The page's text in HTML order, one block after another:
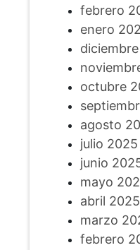
febrero
enero
octubre
agosto
julio 2025
junio
mayo
abril 2025
marzo
febrero